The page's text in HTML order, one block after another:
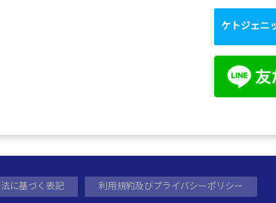
ケトジェニ
に基づく表記 利用規約及びプライバシーポリシー